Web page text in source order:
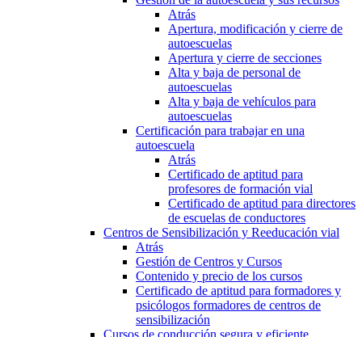
Atrás
Apertura, modificación y cierre de
autoescuelas
Apertura y cierre de secciones
Alta y baja de personal de
autoescuelas
Alta y baja de vehículos para
autoescuelas
Certificación para trabajar en una
autoescuela
Atrás
Certificado de aptitud para
profesores de formación vial
Certificado de aptitud para directores
de escuelas de conductores
Centros de Sensibilización y Reeducación vial
Atrás
Gestión de Centros y Cursos
Contenido y precio de los cursos
Certificado de aptitud para formadores y
psicólogos formadores de centros de
sensibilización